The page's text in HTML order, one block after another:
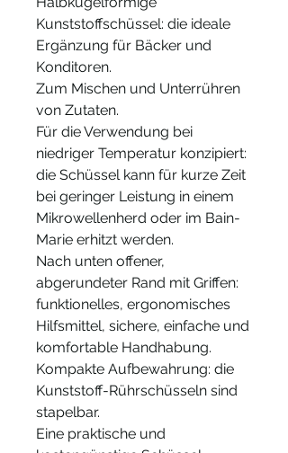
Kunststoffschüssel: die ideale
Ergänzung für Bäcker und
Konditoren.
Zum Mischen und Unterrühren
von Zutaten.
Für die Verwendung bei
niedriger Temperatur konzipiert:
die Schüssel kann für kurze Zeit
bei geringer Leistung in einem
Mikrowellenherd oder im Bain-
Marie erhitzt werden.
Nach unten offener,
abgerundeter Rand mit Griffen:
funktionelles, ergonomisches
Hilfsmittel, sichere, einfache und
komfortable Handhabung.
Kompakte Aufbewahrung: die
Kunststoff-Rührschüsseln sind
stapelbar.
Eine praktische und